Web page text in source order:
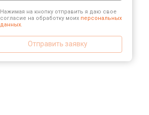
Нажимая на кнопку отправить я даю свое
согласие на обработку моих персональных
данных.
Отправить заявку